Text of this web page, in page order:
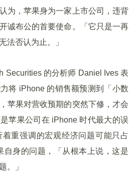
为，苹果身为一家上市公司，违背
诚布公的首要使命。「它只是一再
法否认为止。」
Securities 的分析师 Daniel Ives 表
将 iPhone 的销售额预测到「小数
苹果对营收预期的突然下修，才会
苹果公司在 iPhone 时代最大的误
重强调的宏观经济问题可能只占
自身的问题，「从根本上说，这是
。」